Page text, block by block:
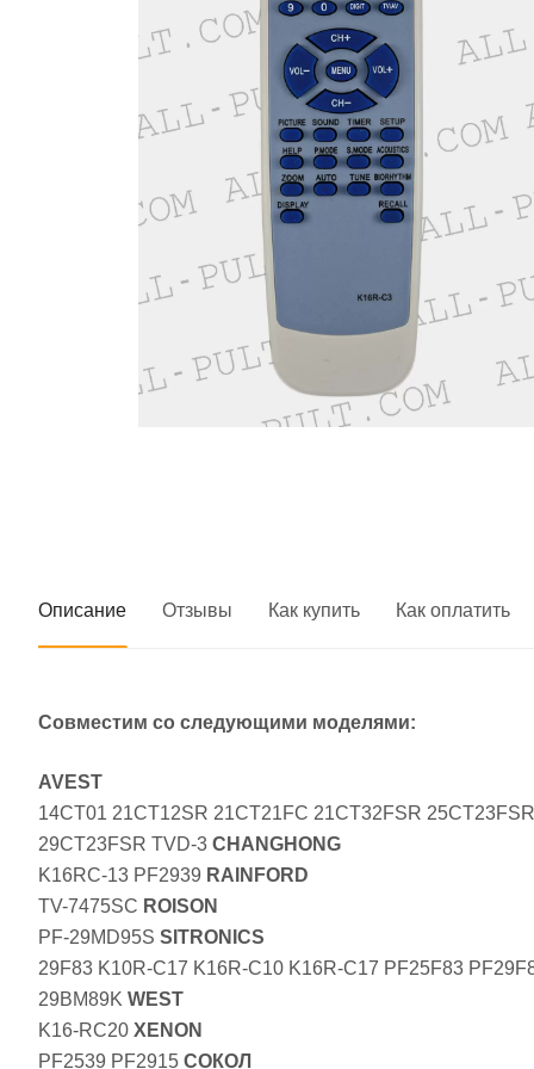
Описание Отзывы Как купить Как оплатить
Совместим со следующими моделями:
AVEST
14CT01 21CT12SR 21CT21FC 21CT32FSR
29CT23FSR TVD-3 CHANGHONG
K16RC-13 PF2939 RAINFORD
TV-7475SC ROISON
PF-29MD95S SITRONICS
29F83 K10R-C17 K16R-C10 K16R-C17 PF25F83
29BM89K WEST
K16-RC20 XENON
PF2539 PF2915 СОКОЛ